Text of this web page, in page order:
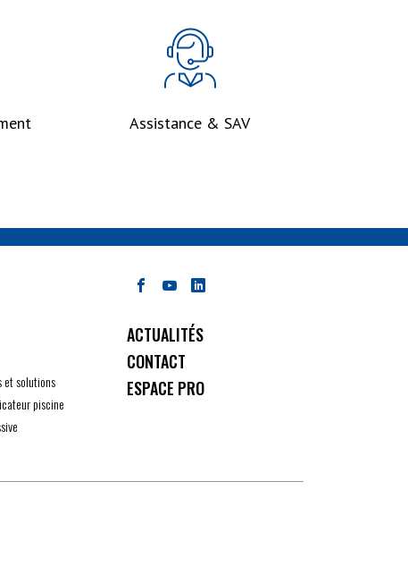
Assistance & SAV
et solutions
piscine
ACTUALITÉS
CONTACT
ESPACE PRO